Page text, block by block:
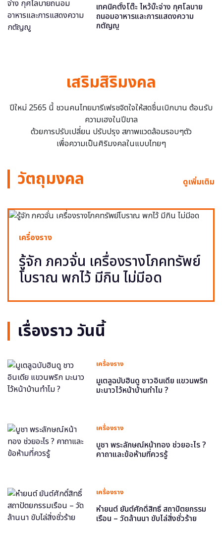
เทคนิคตั้งโต๊ะ ไหว้บ๊ะจ่าง กุศโลบาย
ถนอมอาหารและการแสดงความ
กตัญญู
เสริมสิริมงคล
ปีใหม่ 2565 นี้ ชวนคนไทยมารีเฟรชจิตใจให้สดชื่นเบิกบาน ต้อนรับ
ความเฮงในปีขาล
ด้วยการปรับเปลี่ยน ปรับปรุง สภาพแวดล้อมรอบๆตัว
เพื่อความเป็นศิริมงคลในแบบไทยๆ
วัตถุมงคล ดูเพิ่มเติม
เครื่องราง
รู้จัก ภควจั่น เครื่องรางโภคทรัพย์
โบราณ พกไว้ มีกิน ไม่มีอด
เรื่องราว วันนี้
เครื่องราง
มูเตลูฉบับฮินดู ชาวอินเดีย แขวนพริก
มะนาวไว้หน้าบ้านทำไม ?
เครื่องราง
บูชา พระลักษณ์หน้าทอง ช่วยอะไร ?
คาถาและข้อห้ามที่ควรรู้
เครื่องราง
หำยนต์ ยันต์ศักดิ์สิทธิ์ สถาปัตยกรรม
เรือน – วัดล้านนา ขับไล่สิ่งชั่วร้าย